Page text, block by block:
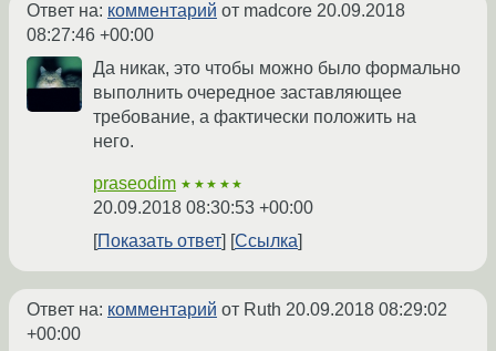
Ответ на: комментарий от madcore 20.09.2018
08:27:46 +00:00
Да никак, это чтобы можно было формально
выполнить очередное заставляющее
требование, а фактически положить на
него.
praseodim ★★★★★
20.09.2018 08:30:53 +00:00
Показать ответ
Ссылка
Ответ на: комментарий от Ruth 20.09.2018 08:29:02
+00:00